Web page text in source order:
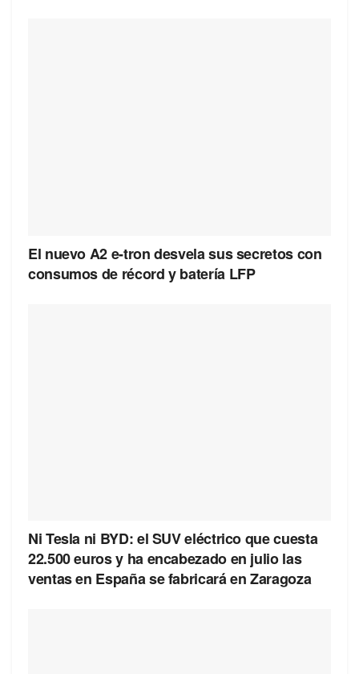
El nuevo A2 e-tron desvela sus secretos con
consumos de récord y batería LFP
Ni Tesla ni BYD: el SUV eléctrico que cuesta
22.500 euros y ha encabezado en julio las
ventas en España se fabricará en Zaragoza